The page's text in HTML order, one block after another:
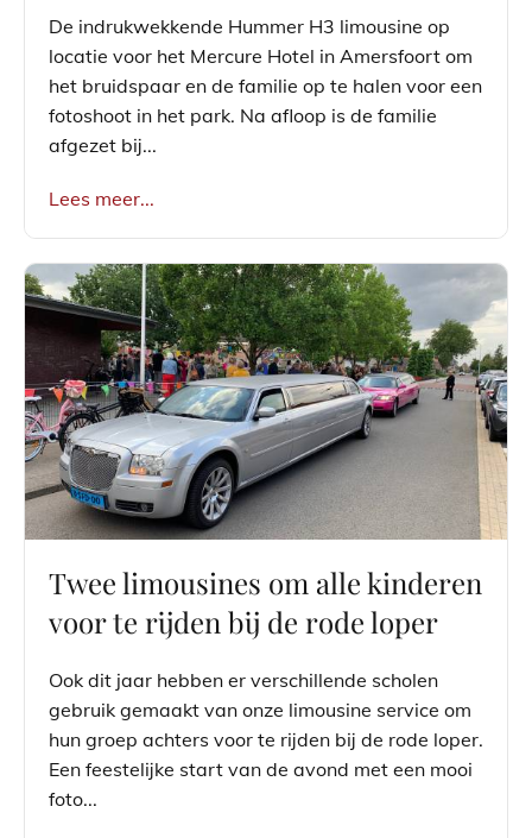
De indrukwekkende Hummer H3 limousine op
locatie voor het Mercure Hotel in Amersfoort om
het bruidspaar en de familie op te halen voor een
fotoshoot in het park. Na afloop is de familie
afgezet bij...
Lees meer...
Twee limousines om alle kinderen
voor te rijden bij de rode loper
Ook dit jaar hebben er verschillende scholen
gebruik gemaakt van onze limousine service om
hun groep achters voor te rijden bij de rode loper.
Een feestelijke start van de avond met een mooi
foto...